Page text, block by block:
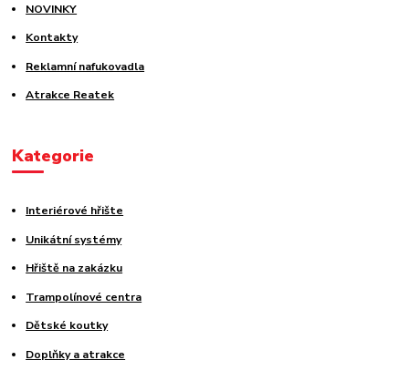
NOVINKY
Kontakty
Reklamní nafukovadla
Atrakce Reatek
Kategorie
Interiérové hřište
Unikátní systémy
Hřiště na zakázku
Trampolínové centra
Dětské koutky
Doplňky a atrakce